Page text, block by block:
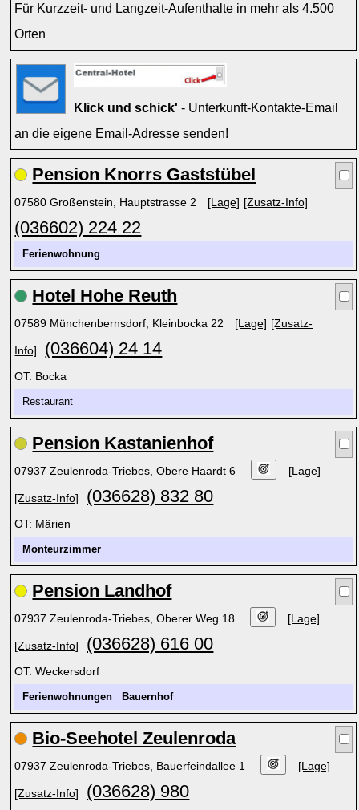
Für Kurzzeit- und Langzeit-Aufenthalte in mehr als 4.500
Orten
Klick und schick' - Unterkunft-Kontakte-Email
an die eigene Email-Adresse senden!
Pension Knorrs Gaststübel
07580 Großenstein, Hauptstrasse 2 [Lage] [Zusatz-Info]
(036602) 224 22
Ferienwohnung
Hotel Hohe Reuth
07589 Münchenbernsdorf, Kleinbocka 22 [Lage] [Zusatz-
Info] (036604) 24 14
OT: Bocka
Restaurant
Pension Kastanienhof
07937 Zeulenroda-Triebes, Obere Haardt 6 [Lage]
[Zusatz-Info] (036628) 832 80
OT: Märien
Monteurzimmer
Pension Landhof
07937 Zeulenroda-Triebes, Oberer Weg 18 [Lage]
[Zusatz-Info] (036628) 616 00
OT: Weckersdorf
Ferienwohnungen Bauernhof
Bio-Seehotel Zeulenroda
07937 Zeulenroda-Triebes, Bauerfeindallee 1 [Lage]
[Zusatz-Info] (036628) 980